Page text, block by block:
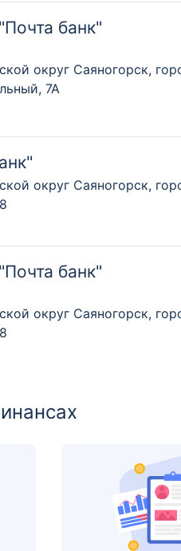
банк"
округ Саяногорск,
7А
округ Саяногорск,
банк"
округ Саяногорск,